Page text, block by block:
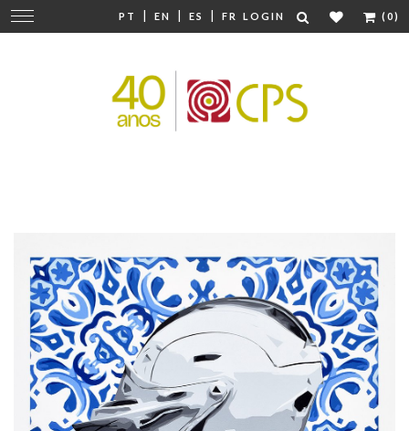
PT | EN | ES | FR LOGIN (0)
Change
navigation